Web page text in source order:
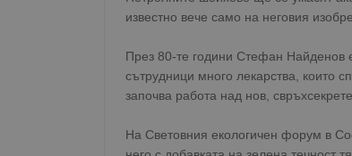
известно вече само на неговия
През 80-те години Стефан Найденов
сътрудници много лекарства, които
започва работа над нов,
На Световния екологичен форум в